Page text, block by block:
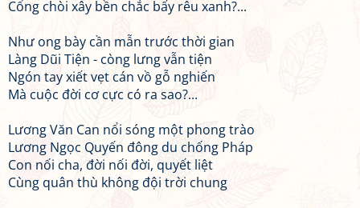
Cổng chòi xây bền chắc bấy rêu xanh?...
Như ong bày cần mẫn trước thời gian
Làng Dũi Tiện - còng lưng vẫn tiện
Ngón tay xiết vẹt cán vồ gỗ nghiến
Mà cuộc đời cơ cực có ra sao?...
Lương Văn Can nổi sóng một phong trào
Lương Ngọc Quyến đông du chống Pháp
Con nối cha, đời nối đời, quyết liệt
Cùng quân thù không đội trời chung